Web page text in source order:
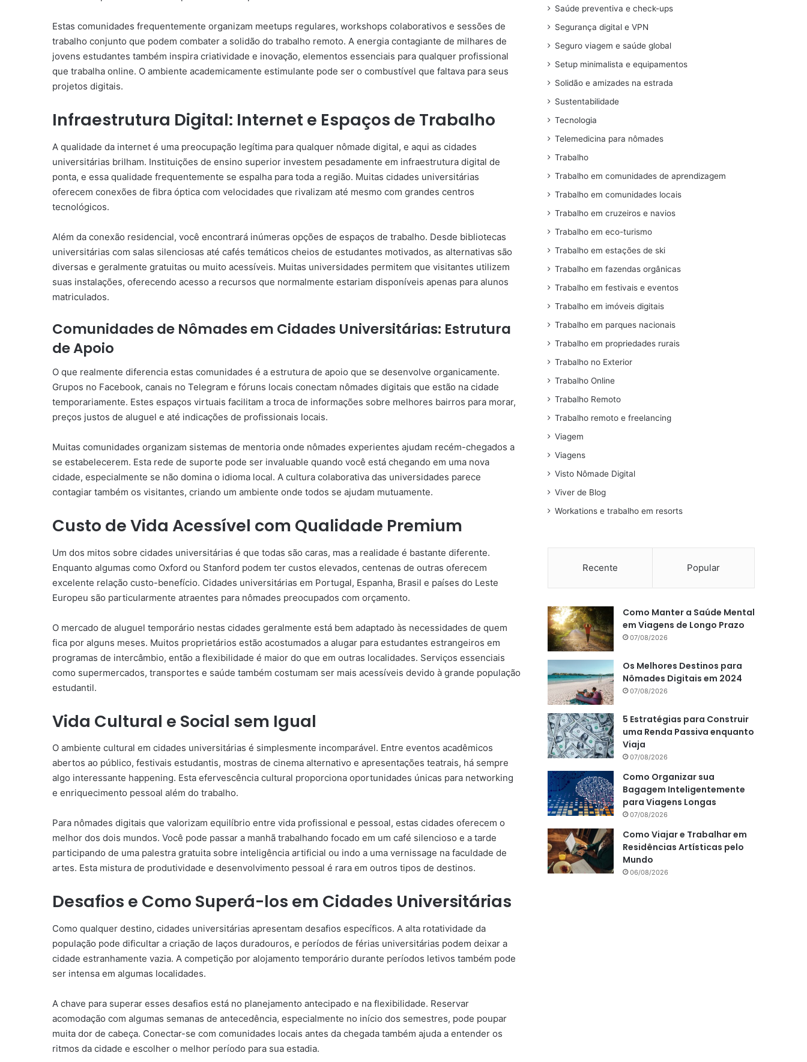
Estas comunidades frequentemente organizam meetups regulares, workshops colaborativos e sessões de
trabalho conjunto que podem combater a solidão do trabalho remoto. A energia contagiante de milhares de
jovens estudantes também inspira criatividade e inovação, elementos essenciais para qualquer profissional
que trabalha online. O ambiente academicamente estimulante pode ser o combustível que faltava para seus
projetos digitais.
Infraestrutura Digital: Internet e Espaços de Trabalho
A qualidade da internet é uma preocupação legítima para qualquer nômade digital, e aqui as cidades
universitárias brilham. Instituições de ensino superior investem pesadamente em infraestrutura digital de
ponta, e essa qualidade frequentemente se espalha para toda a região. Muitas cidades universitárias
oferecem conexões de fibra óptica com velocidades que rivalizam até mesmo com grandes centros
tecnológicos.
Além da conexão residencial, você encontrará inúmeras opções de espaços de trabalho. Desde bibliotecas
universitárias com salas silenciosas até cafés temáticos cheios de estudantes motivados, as alternativas são
diversas e geralmente gratuitas ou muito acessíveis. Muitas universidades permitem que visitantes utilizem
suas instalações, oferecendo acesso a recursos que normalmente estariam disponíveis apenas para alunos
matriculados.
Comunidades de Nômades em Cidades Universitárias: Estrutura
de Apoio
O que realmente diferencia estas comunidades é a estrutura de apoio que se desenvolve organicamente.
Grupos no Facebook, canais no Telegram e fóruns locais conectam nômades digitais que estão na cidade
temporariamente. Estes espaços virtuais facilitam a troca de informações sobre melhores bairros para morar,
preços justos de aluguel e até indicações de profissionais locais.
Muitas comunidades organizam sistemas de mentoria onde nômades experientes ajudam recém-chegados a
se estabelecerem. Esta rede de suporte pode ser invaluable quando você está chegando em uma nova
cidade, especialmente se não domina o idioma local. A cultura colaborativa das universidades parece
contagiar também os visitantes, criando um ambiente onde todos se ajudam mutuamente.
Custo de Vida Acessível com Qualidade Premium
Um dos mitos sobre cidades universitárias é que todas são caras, mas a realidade é bastante diferente.
Enquanto algumas como Oxford ou Stanford podem ter custos elevados, centenas de outras oferecem
excelente relação custo-benefício. Cidades universitárias em Portugal, Espanha, Brasil e países do Leste
Europeu são particularmente atraentes para nômades preocupados com orçamento.
O mercado de aluguel temporário nestas cidades geralmente está bem adaptado às necessidades de quem
fica por alguns meses. Muitos proprietários estão acostumados a alugar para estudantes estrangeiros em
programas de intercâmbio, então a flexibilidade é maior do que em outras localidades. Serviços essenciais
como supermercados, transportes e saúde também costumam ser mais acessíveis devido à grande população
estudantil.
Vida Cultural e Social sem Igual
O ambiente cultural em cidades universitárias é simplesmente incomparável. Entre eventos acadêmicos
abertos ao público, festivais estudantis, mostras de cinema alternativo e apresentações teatrais, há sempre
algo interessante happening. Esta efervescência cultural proporciona oportunidades únicas para networking
e enriquecimento pessoal além do trabalho.
Para nômades digitais que valorizam equilíbrio entre vida profissional e pessoal, estas cidades oferecem o
melhor dos dois mundos. Você pode passar a manhã trabalhando focado em um café silencioso e a tarde
participando de uma palestra gratuita sobre inteligência artificial ou indo a uma vernissage na faculdade de
artes. Esta mistura de produtividade e desenvolvimento pessoal é rara em outros tipos de destinos.
Desafios e Como Superá-los em Cidades Universitárias
Como qualquer destino, cidades universitárias apresentam desafios específicos. A alta rotatividade da
população pode dificultar a criação de laços duradouros, e períodos de férias universitárias podem deixar a
cidade estranhamente vazia. A competição por alojamento temporário durante períodos letivos também pode
ser intensa em algumas localidades.
A chave para superar esses desafios está no planejamento antecipado e na flexibilidade. Reservar
acomodação com algumas semanas de antecedência, especialmente no início dos semestres, pode poupar
muita dor de cabeça. Conectar-se com comunidades locais antes da chegada também ajuda a entender os
ritmos da cidade e escolher o melhor período para sua estadia.
Saúde preventiva e check-ups
Segurança digital e VPN
Seguro viagem e saúde global
Setup minimalista e equipamentos
Solidão e amizades na estrada
Sustentabilidade
Tecnologia
Telemedicina para nômades
Trabalho
Trabalho em comunidades de aprendizagem
Trabalho em comunidades locais
Trabalho em cruzeiros e navios
Trabalho em eco-turismo
Trabalho em estações de ski
Trabalho em fazendas orgânicas
Trabalho em festivais e eventos
Trabalho em imóveis digitais
Trabalho em parques nacionais
Trabalho em propriedades rurais
Trabalho no Exterior
Trabalho Online
Trabalho Remoto
Trabalho remoto e freelancing
Viagem
Viagens
Visto Nômade Digital
Viver de Blog
Workations e trabalho em resorts
Recente Popular
Como Manter a Saúde Mental
em Viagens de Longo Prazo
07/08/2026
Os Melhores Destinos para
Nômades Digitais em 2024
07/08/2026
5 Estratégias para Construir
uma Renda Passiva enquanto
Viaja
07/08/2026
Como Organizar sua
Bagagem Inteligentemente
para Viagens Longas
07/08/2026
Como Viajar e Trabalhar em
Residências Artísticas pelo
Mundo
06/08/2026